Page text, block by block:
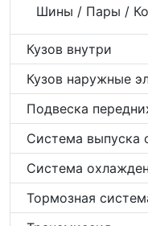
Шины / Пары /
Кузов внутри
Кузов наружные
Подвеска
Система выпуска
Система
Тормозная